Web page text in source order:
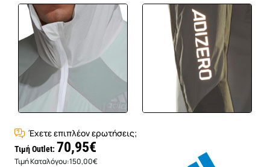
Έχετε επιπλέον ερωτήσεις;
Τιμή Outlet: 70,95€
Τιμή Καταλόγου:150,00€